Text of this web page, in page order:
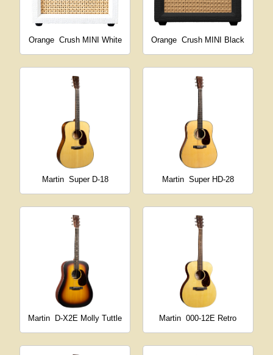
Orange Crush MINI White Orange Crush MINI Black
Martin Super D-18 Martin Super HD-28
Martin D-X2E Molly Tuttle Martin 000-12E Retro